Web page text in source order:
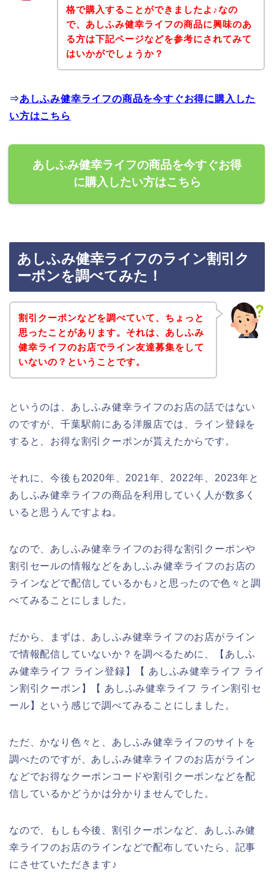
格で購入することができましたよ♪なの
で、あしふみ健幸ライフの商品に興味のあ
る方は下記ページなどを参考にされてみて
はいかがでしょうか？
⇒あしふみ健幸ライフの商品を今すぐお得に購入した
い方はこちら
あしふみ健幸ライフの商品を今すぐお得
に購入したい方はこちら
あしふみ健幸ライフのライン割引ク
ーポンを調べてみた！
割引クーポンなどを調べていて、ちょっと
思ったことがあります。それは、あしふみ
健幸ライフのお店でライン友達募集をして
いないの？ということです。
というのは、あしふみ健幸ライフのお店の話ではない
のですが、千葉駅前にある洋服店では、ライン登録を
すると、お得な割引クーポンが貰えたからです。
それに、今後も2020年、2021年、2022年、2023年と
あしふみ健幸ライフの商品を利用していく人が数多く
いると思うんですよね。
なので、あしふみ健幸ライフのお得な割引クーポンや
割引セールの情報などをあしふみ健幸ライフのお店の
ラインなどで配信しているかも♪と思ったので色々と調
べてみることにしました。
だから、まずは、あしふみ健幸ライフのお店がライン
で情報配信していないか？を調べるために、【あしふ
み健幸ライフ ライン登録】【 あしふみ健幸ライフ ライ
ン割引クーポン】【 あしふみ健幸ライフ ライン割引セ
ール】という感じで調べてみることにしました。
ただ、かなり色々と、あしふみ健幸ライフのサイトを
調べたのですが、あしふみ健幸ライフのお店がライン
などでお得なクーポンコードや割引クーポンなどを配
信しているかどうかは分かりませんでした。
なので、もしも今後、割引クーポンなど、あしふみ健
幸ライフのお店のラインなどで配布していたら、記事
にさせていただきます♪